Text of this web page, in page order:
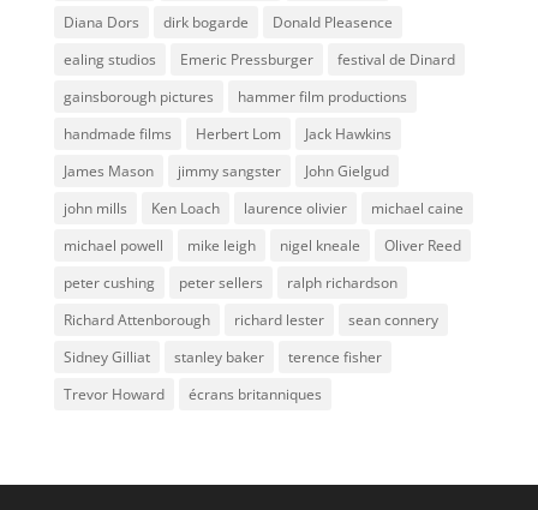
Diana Dors
dirk bogarde
Donald Pleasence
ealing studios
Emeric Pressburger
festival de Dinard
gainsborough pictures
hammer film productions
handmade films
Herbert Lom
Jack Hawkins
James Mason
jimmy sangster
John Gielgud
john mills
Ken Loach laurence olivier
michael caine
michael powell
mike leigh nigel kneale
Oliver Reed
peter cushing
peter sellers
ralph richardson
Richard Attenborough
richard lester
sean connery
Sidney Gilliat
stanley baker
terence fisher
Trevor Howard
écrans britanniques